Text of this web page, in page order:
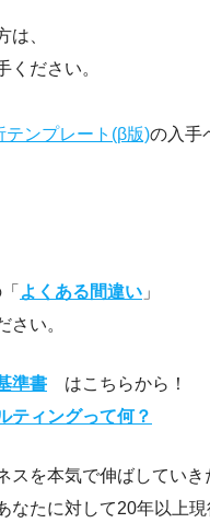
は、
ください。
ンプレート(β版)の入手
よくある間違い 」
さい。
準書 はこちらから！
ティングって何？
スを本気で伸ばしていき
なたに対して20年以上